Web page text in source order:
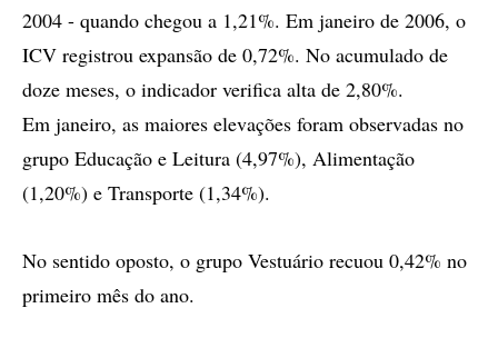
2004 - quando chegou a 1,21%. Em janeiro de 2006, o
ICV registrou expansão de 0,72%. No acumulado de
doze meses, o indicador verifica alta de 2,80%.
Em janeiro, as maiores elevações foram observadas no
grupo Educação e Leitura (4,97%), Alimentação
(1,20%) e Transporte (1,34%).
No sentido oposto, o grupo Vestuário recuou 0,42% no
primeiro mês do ano.